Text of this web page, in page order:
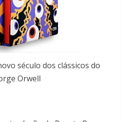
século dos clássicos do
Orwell